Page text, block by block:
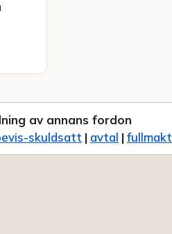
av annans fordon
skuldsatt | avtal |fullmakt